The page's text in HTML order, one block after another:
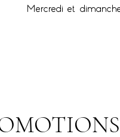
Mercredi et